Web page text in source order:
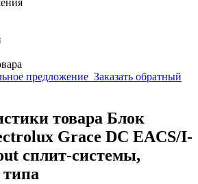
предложение Заказать обратный
товара Блок
Grace DC EACS/I-
сплит-системы,
типа